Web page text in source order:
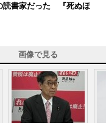
読書家だった 『死ぬほ
画像で見る